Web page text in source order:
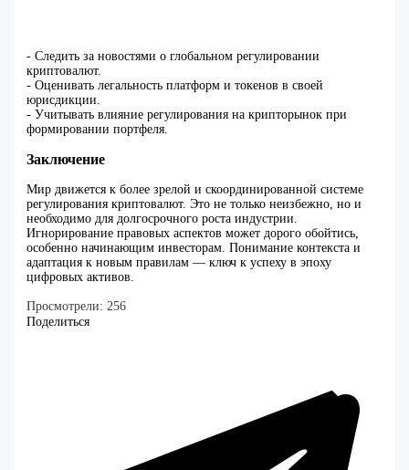
- Следить за новостями о глобальном регулировании
криптовалют.
- Оценивать легальность платформ и токенов в своей
юрисдикции.
- Учитывать влияние регулирования на крипторынок при
формировании портфеля.
Заключение
Мир движется к более зрелой и скоординированной системе
регулирования криптовалют. Это не только неизбежно, но и
необходимо для долгосрочного роста индустрии.
Игнорирование правовых аспектов может дорого обойтись,
особенно начинающим инвесторам. Понимание контекста и
адаптация к новым правилам — ключ к успеху в эпоху
цифровых активов.
Просмотрели: 256
Поделиться